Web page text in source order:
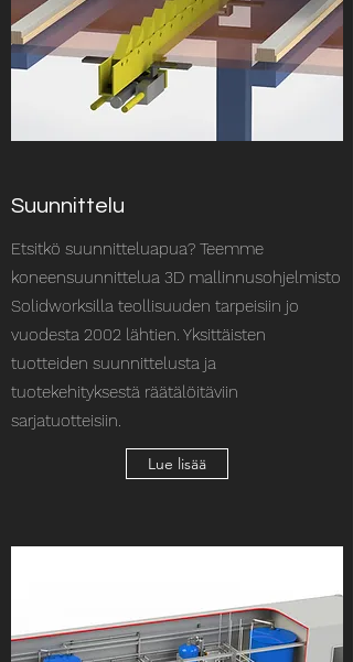
Suunnittelu
Etsitkö suunnitteluapua? Teemme
koneensuunnittelua 3D mallinnusohjelmisto
Solidworksilla teollisuuden tarpeisiin jo
vuodesta 2002 lähtien. Yksittäisten
tuotteiden suunnittelusta ja
tuotekehityksestä räätälöitäviin
sarjatuotteisiin.
Lue lisää